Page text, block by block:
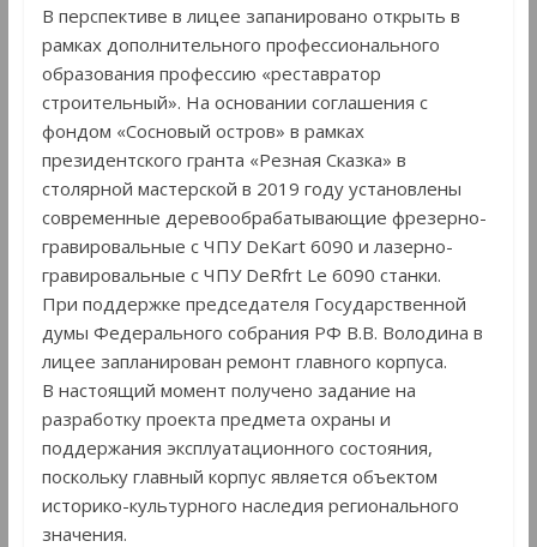
В перспективе в лицее запанировано открыть в
рамках дополнительного профессионального
образования профессию «реставратор
строительный». На основании соглашения с
фондом «Сосновый остров» в рамках
президентского гранта «Резная Сказка» в
столярной мастерской в 2019 году установлены
современные деревообрабатывающие фрезерно-
гравировальные с ЧПУ DeKart 6090 и лазерно-
гравировальные с ЧПУ DeRfrt Le 6090 станки.
При поддержке председателя Государственной
думы Федерального собрания РФ В.В. Володина в
лицее запланирован ремонт главного корпуса.
В настоящий момент получено задание на
разработку проекта предмета охраны и
поддержания эксплуатационного состояния,
поскольку главный корпус является объектом
историко-культурного наследия регионального
значения.